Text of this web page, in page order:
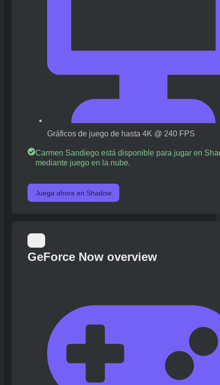
Gráficos de juego de hasta 4K @ 240 FPS
Carmen Sandiego está disponible para jugar en
mediante juego en la nube.
Juega ahora en Shadow
GeForce Now overview